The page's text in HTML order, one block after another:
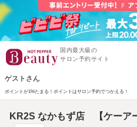
国内最大級の
サロン予約サイト
ゲストさん
ポイントが1%たまる！ ポイントはサロン予約でつかえる！
KR2S なかもず店 【ケーア